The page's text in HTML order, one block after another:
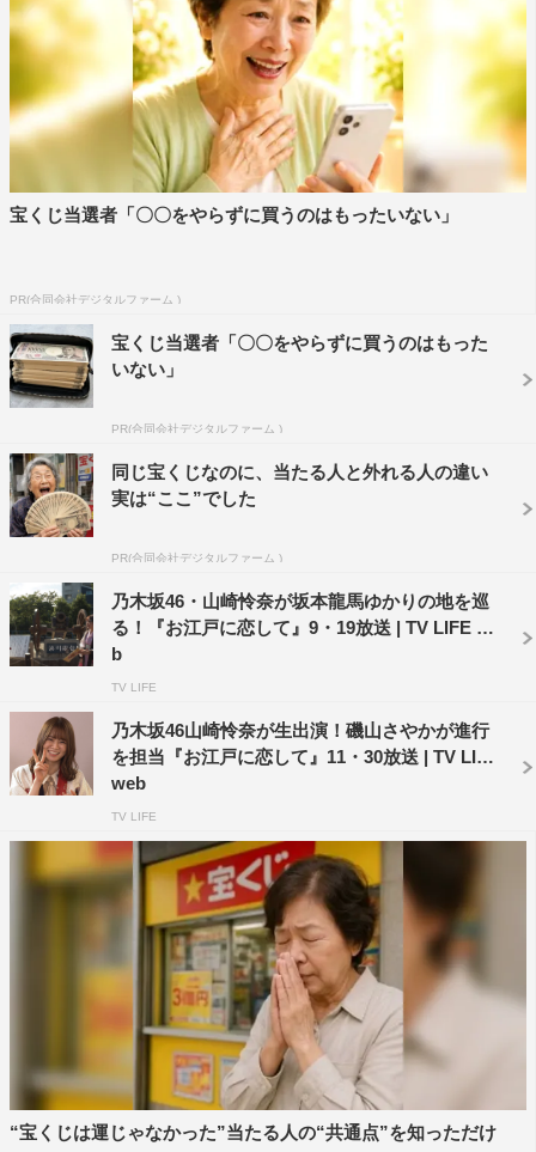
日本カメラ博物館（千代田区一番町）では、江戸時代に作
られたカメラを見学。勝海舟や徳川慶喜などの偉人の貴重
な生写真が登場する。
ライトアンドプレイス湿板写真館（荒川区西日暮里）で
は、体を固定して撮影する江戸時代から使われている「湿
板写真」の技法を用いて、山崎と堀口が写真撮影をする。
23区の情報を発信する「東京ハッピーライフ！」は、中央
区の山本泰人区長が出演。中央区の名所や旧跡、お祭りな
どの文化資源を、区の魅力として発信する「中央区まちか
ど展示館」を紹介。「江戸ほうき展示館」や「くすりミュ
ージアム」などの情報を伝える。
今年「江戸文化歴史検定」を受ける朝比奈が、松尾、田中
と一緒にクイズに挑戦する「朝比奈彩 江戸小町への道」
宝くじ当選者「〇〇をやらずに買うのはもったいない」
PR(合同会社デジタルファーム )
宝くじ当選者「〇〇をやらずに買うのはもった
いない」
PR(合同会社デジタルファーム )
同じ宝くじなのに、当たる人と外れる人の違い
実は“ここ”でした
PR(合同会社デジタルファーム )
乃木坂46・山崎怜奈が坂本龍馬ゆかりの地を巡
る！『お江戸に恋して』9・19放送 | TV LIFE we
b
TV LIFE
乃木坂46山崎怜奈が生出演！磯山さやかが進行
を担当『お江戸に恋して』11・30放送 | TV LIFE
web
TV LIFE
“宝くじは運じゃなかった”当たる人の“共通点”を知っただけ